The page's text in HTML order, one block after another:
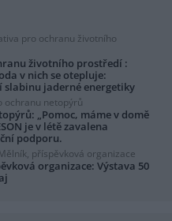
pro ochranu životního
životního prostředí :
v nich se otepluje:
slabinu jaderné energetiky
ochranu netopýrů
„Pomoc, máme v domě
je v létě zavalena
podporu.
příspěvková organizace
organizace: Výstava 50